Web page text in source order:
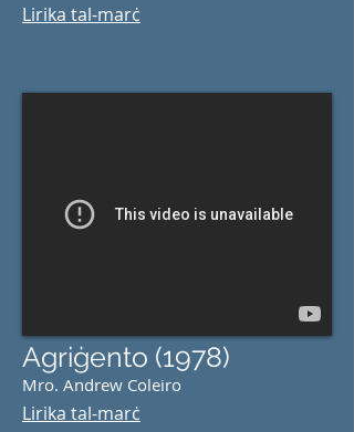
Lirika tal-marċ
Agriġento (1978)
Mro. Andrew Coleiro
Lirika tal-marċ